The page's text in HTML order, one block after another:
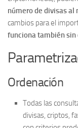
número de divisas
cambios para el
funciona también sin
Ordenación
Todas las
divisas, criptos,